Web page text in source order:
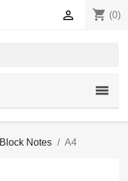
shopping_cart (0)

Block Notes A4